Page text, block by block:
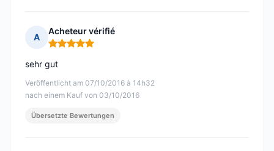
A
Acheteur vérifié
Hinweis: 5 von 5
Veröffentlicht am 07/10/2016 à 14h32
nach einem Kauf von 03/10/2016
sehr gut
Übersetzte Bewertungen